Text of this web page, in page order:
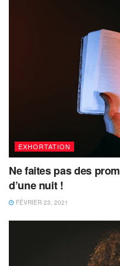
EXHORTATION
Ne faites pas des
d’une nuit !
FÉVRIER 23, 2021